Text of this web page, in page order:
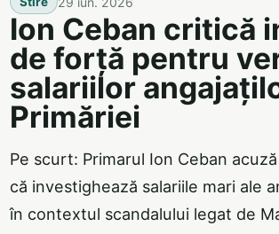
Ion Ceban critică
de forță pentru
salariilor
Primăriei
Pe scurt: Primarul Ion Ceban
că investighează salariile mari ale
în contextul scandalului legat de